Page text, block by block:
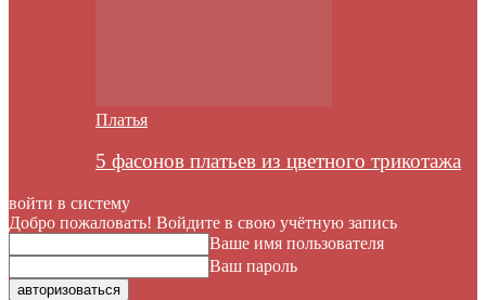
Платья
5 фасонов платьев из цветного трикотажа
войти в систему
Добро пожаловать! Войдите в свою учётную запись
Ваше имя пользователя
Ваш пароль